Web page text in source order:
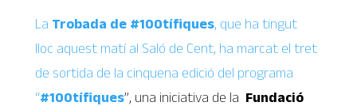
La Trobada de #100tífiques, que ha tingut
lloc aquest matí al Saló de Cent, ha marcat el tret
de sortida de la cinquena edició del programa
“#100tífiques”, una iniciativa de la Fundació